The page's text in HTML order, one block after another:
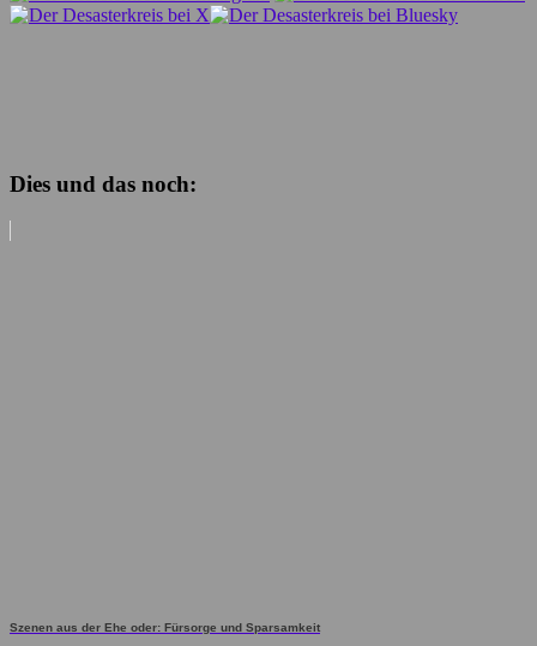
Dies und das noch:
Szenen aus der Ehe oder: Fürsorge und Sparsamkeit